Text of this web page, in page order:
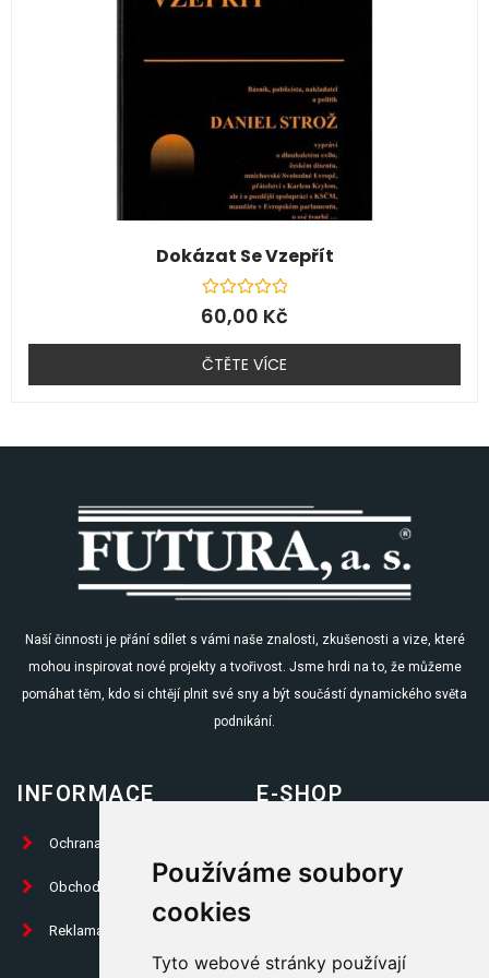
Používáme soubory
cookies
Tyto webové stránky používají
Dokázat Se Vzepřít
Hodnocení
0
5
60,00 Kč
ČTĚTE VÍCE
Naší činnosti je přání sdílet s vámi naše znalosti, zkušenosti a vize, které
mohou inspirovat nové projekty a tvořivost. Jsme hrdi na to, že můžeme
pomáhat těm, kdo si chtějí plnit své sny a být součástí dynamického světa
podnikání.
INFORMACE
Ochrana osobních údajů
Obchodní podmínky
Reklamační formulář
E-SHOP
Propagační předměty
Placky